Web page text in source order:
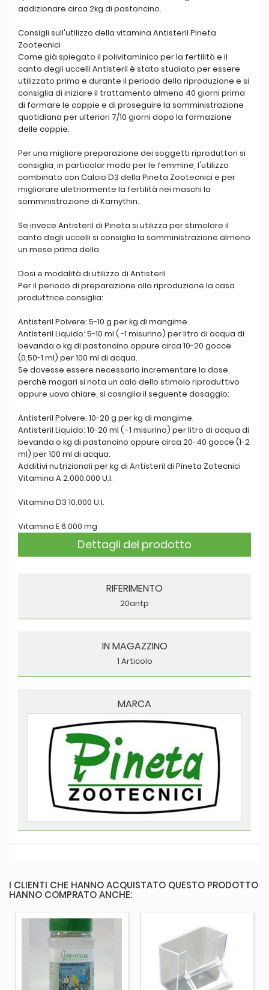
addizionare circa 2kg di pastoncino.
Consigli sull'utilizzo della vitamina Antisteril Pineta
Zootecnici
Come già spiegato il polivitaminico per la fertilità e il
canto degli uccelli Antisteril è stato studiato per essere
utilizzato prima e durante il periodo della riproduzione e si
consiglia di iniziare il trattamento almeno 40 giorni prima
di formare le coppie e di proseguire la somministrazione
quotidiana per ulteriori 7/10 giorni dopo la formazione
delle coppie.
Per una migliore preparazione dei soggetti riproduttori si
consiglia, in particolar modo per le femmine, l'utilizzo
combinato con Calcio D3 della Pineta Zootecnici e per
migliorare uletriormente la fertilità nei maschi la
somministrazione di Karnythin.
Se invece Antisteril di Pineta si utilizza per stimolare il
canto degli uccelli si consiglia la somministrazione almeno
un mese prima della
Dosi e modalità di utilizzo di Antisteril
Per il periodo di preparazione alla riproduzione la casa
produttrice consiglia:
Antisteril Polvere: 5-10 g per kg di mangime.
Antisteril Liquido: 5-10 ml ( -1 misurino) per litro di acqua di
bevanda o kg di pastoncino oppure circa 10-20 gocce
(0,50-1 ml) per 100 ml di acqua.
Se dovesse essere necessario incrementare la dose,
perchè magari si nota un calo dello stimolo riproduttivo
oppure uova chiare, si cosnglia il seguente dosaggio:
Antisteril Polvere: 10-20 g per kg di mangime.
Antisteril Liquido: 10-20 ml ( -1 misurino) per litro di acqua di
bevanda o kg di pastoncino oppure circa 20-40 gocce (1-2
ml) per 100 ml di acqua.
Additivi nutrizionali per kg di Antisteril di Pineta Zotecnici
Vitamina A 2.000.000 U.I.
Vitamina D3 10.000 U.I.
Vitamina E 6.000 mg
Dettagli del prodotto
RIFERIMENTO
20antp
IN MAGAZZINO
1 Articolo
MARCA
I CLIENTI CHE HANNO ACQUISTATO QUESTO PRODOTTO
HANNO COMPRATO ANCHE: